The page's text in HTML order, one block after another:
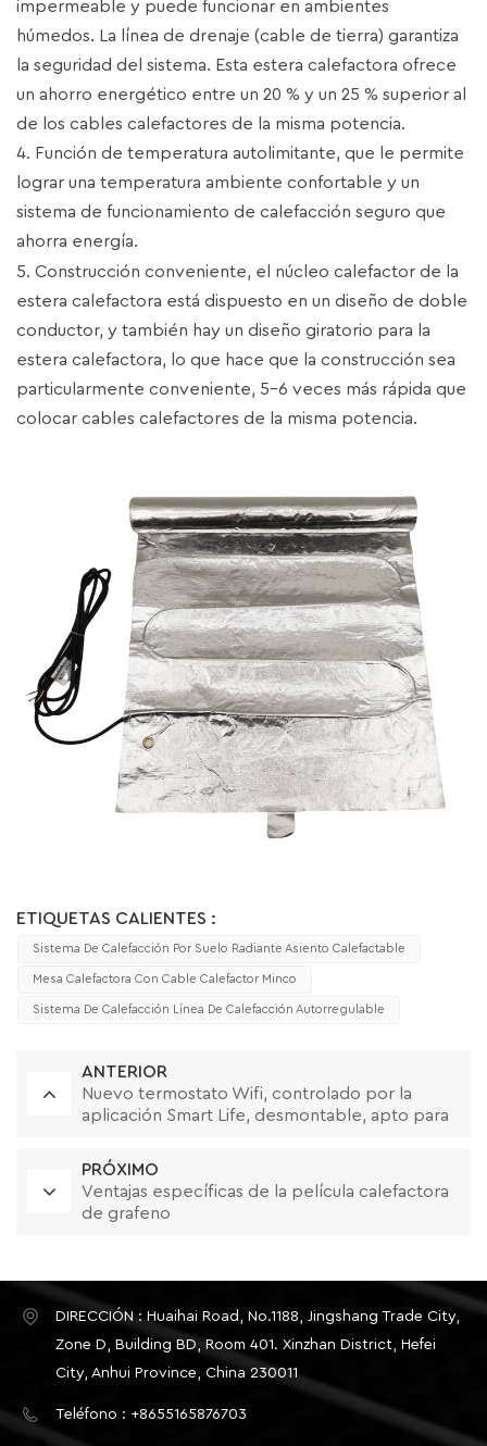
impermeable y puede funcionar en ambientes
húmedos. La línea de drenaje (cable de tierra) garantiza
la seguridad del sistema. Esta estera calefactora ofrece
un ahorro energético entre un 20 % y un 25 % superior al
de los cables calefactores de la misma potencia.
4. Función de temperatura autolimitante, que le permite
lograr una temperatura ambiente confortable y un
sistema de funcionamiento de calefacción seguro que
ahorra energía.
5. Construcción conveniente, el núcleo calefactor de la
estera calefactora está dispuesto en un diseño de doble
conductor, y también hay un diseño giratorio para la
estera calefactora, lo que hace que la construcción sea
particularmente conveniente, 5-6 veces más rápida que
colocar cables calefactores de la misma potencia.
ETIQUETAS CALIENTES :
Sistema De Calefacción Por Suelo Radiante Asiento Calefactable
Mesa Calefactora Con Cable Calefactor Minco
Sistema De Calefacción Línea De Calefacción Autorregulable
ANTERIOR
Nuevo termostato Wifi, controlado por la
aplicación Smart Life, desmontable, apto para
PRÓXIMO
Ventajas específicas de la película calefactora
de grafeno
DIRECCIÓN : Huaihai Road, No.1188, Jingshang Trade City,
Zone D, Building BD, Room 401. Xinzhan District, Hefei
City, Anhui Province, China 230011
Teléfono : +8655165876703